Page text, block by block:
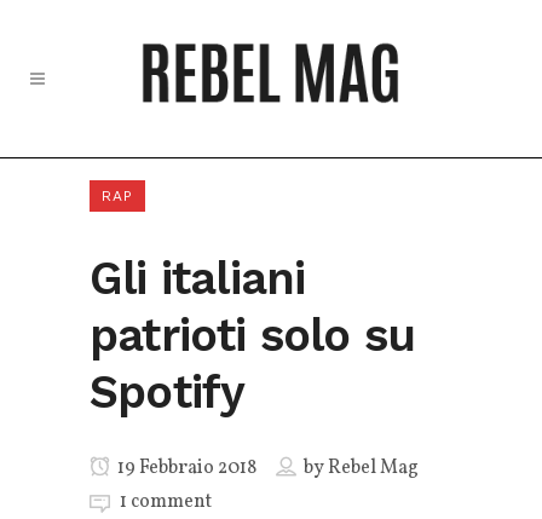
RAP
Gli italiani
patrioti solo su
Spotify
19 Febbraio 2018 byRebel Mag
1 comment